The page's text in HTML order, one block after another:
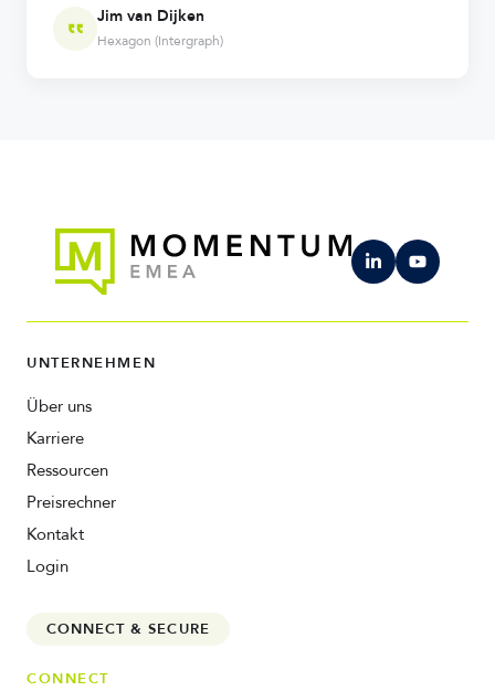
Jim van Dijken
Hexagon (Intergraph)
UNTERNEHMEN
Über uns
Karriere
Ressourcen
Preisrechner
Kontakt
Login
CONNECT & SECURE
CONNECT